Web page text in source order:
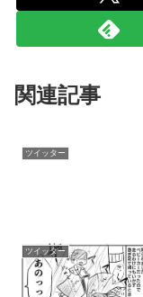
関連記事
ツイッター
ツイッター